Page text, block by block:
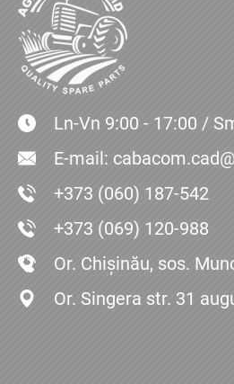
Ln-Vn 9:00 - 17:00 /
E-mail:
+373 (060) 187-542
+373 (069) 120-988
Or. Chișinău, sos.
Or. Singera str. 31